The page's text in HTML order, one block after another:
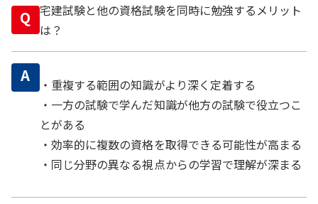
Q 宅建試験と他の資格試験を同時に勉強するメリット
は？
A
・重複する範囲の知識がより深く定着する
・一方の試験で学んだ知識が他方の試験で役立つこ
とがある
・効率的に複数の資格を取得できる可能性が高まる
・同じ分野の異なる視点からの学習で理解が深まる